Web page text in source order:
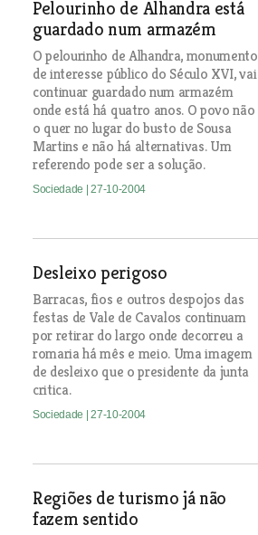
Pelourinho de Alhandra está
guardado num armazém
O pelourinho de Alhandra, monumento
de interesse público do Século XVI, vai
continuar guardado num armazém
onde está há quatro anos. O povo não
o quer no lugar do busto de Sousa
Martins e não há alternativas. Um
referendo pode ser a solução.
Sociedade | 27-10-2004
Desleixo perigoso
Barracas, fios e outros despojos das
festas de Vale de Cavalos continuam
por retirar do largo onde decorreu a
romaria há mês e meio. Uma imagem
de desleixo que o presidente da junta
critica.
Sociedade | 27-10-2004
Regiões de turismo já não
fazem sentido